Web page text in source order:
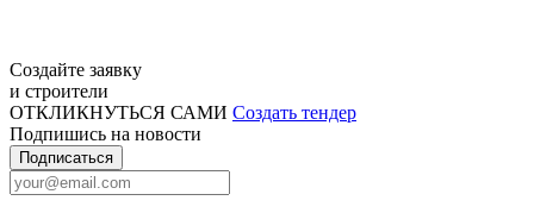
Создайте заявку
и строители
ОТКЛИКНУТЬСЯ САМИ Создать тендер
Подпишись на новости
Подписаться